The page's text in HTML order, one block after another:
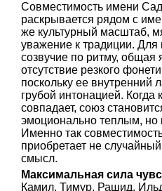
Совместимость имени
раскрывается рядом с
же культурный масштаб,
уважение к традиции.
созвучие по ритму, общая
отсутствие резкого
поскольку ее внутренний
грубой интонацией. Когда
совпадает, союз
эмоционально теплым, но
Именно так
приобретает не
смысл.
Максимальная сила
Камил, Тимур, Рашид,